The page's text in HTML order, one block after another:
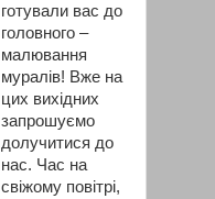
готували вас до
головного –
малювання
муралів! Вже на
цих вихідних
запрошуємо
долучитися до
нас. Час на
свіжому повітрі,